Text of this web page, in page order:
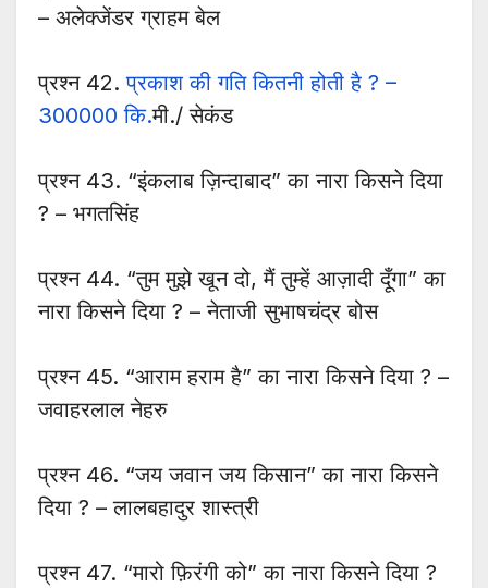
– अलेक्जेंडर ग्राहम बेल
प्रश्न 42. प्रकाश की गति कितनी होती है ? –
300000 कि.मी./ सेकंड
प्रश्न 43. “इंकलाब ज़िन्दाबाद” का नारा किसने दिया
? – भगतसिंह
प्रश्न 44. “तुम मुझे खून दो, मैं तुम्हें आज़ादी दूँगा” का
नारा किसने दिया ? – नेताजी सुभाषचंद्र बोस
प्रश्न 45. “आराम हराम है” का नारा किसने दिया ? –
जवाहरलाल नेहरु
प्रश्न 46. “जय जवान जय किसान” का नारा किसने
दिया ? – लालबहादुर शास्त्री
प्रश्न 47. “मारो फ़िरंगी को” का नारा किसने दिया ?